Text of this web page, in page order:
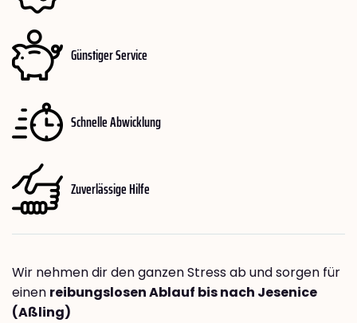
Günstiger Service
Schnelle Abwicklung
Zuverlässige Hilfe
Wir nehmen dir den ganzen Stress ab und sorgen für
einen reibungslosen Ablauf bis nach Jesenice
(Aßling)